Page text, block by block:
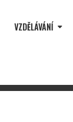
VZDĚLÁVÁNÍ